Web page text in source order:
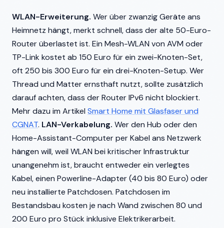
WLAN-Erweiterung. Wer über zwanzig Geräte ans
Heimnetz hängt, merkt schnell, dass der alte 50-Euro-
Router überlastet ist. Ein Mesh-WLAN von AVM oder
TP-Link kostet ab 150 Euro für ein zwei-Knoten-Set,
oft 250 bis 300 Euro für ein drei-Knoten-Setup. Wer
Thread und Matter ernsthaft nutzt, sollte zusätzlich
darauf achten, dass der Router IPv6 nicht blockiert.
Mehr dazu im ArtikelSmart Home mit Glasfaser und
CGNAT. LAN-Verkabelung. Wer den Hub oder den
Home-Assistant-Computer per Kabel ans Netzwerk
hängen will, weil WLAN bei kritischer Infrastruktur
unangenehm ist, braucht entweder ein verlegtes
Kabel, einen Powerline-Adapter (40 bis 80 Euro) oder
neu installierte Patchdosen. Patchdosen im
Bestandsbau kosten je nach Wand zwischen 80 und
200 Euro pro Stück inklusive Elektrikerarbeit.